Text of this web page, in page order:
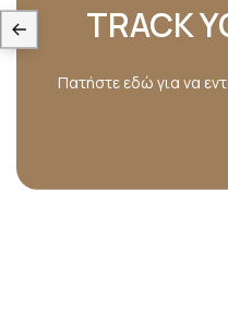
TRACK
Πατήστε εδώ για να